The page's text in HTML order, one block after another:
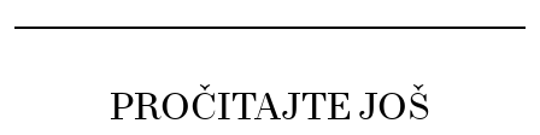
PROČITAJTE JOŠ